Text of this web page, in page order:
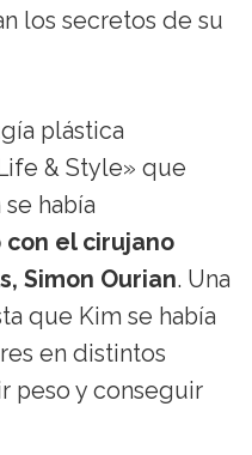
los secretos de su
plástica
& Style» que
había
el cirujano
Simon Ourian. Una
que Kim se había
en distintos
peso y conseguir